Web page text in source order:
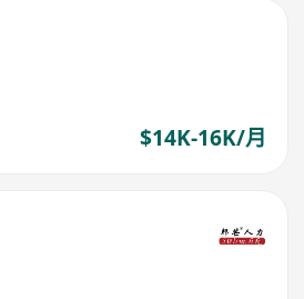
$14K-16K/月